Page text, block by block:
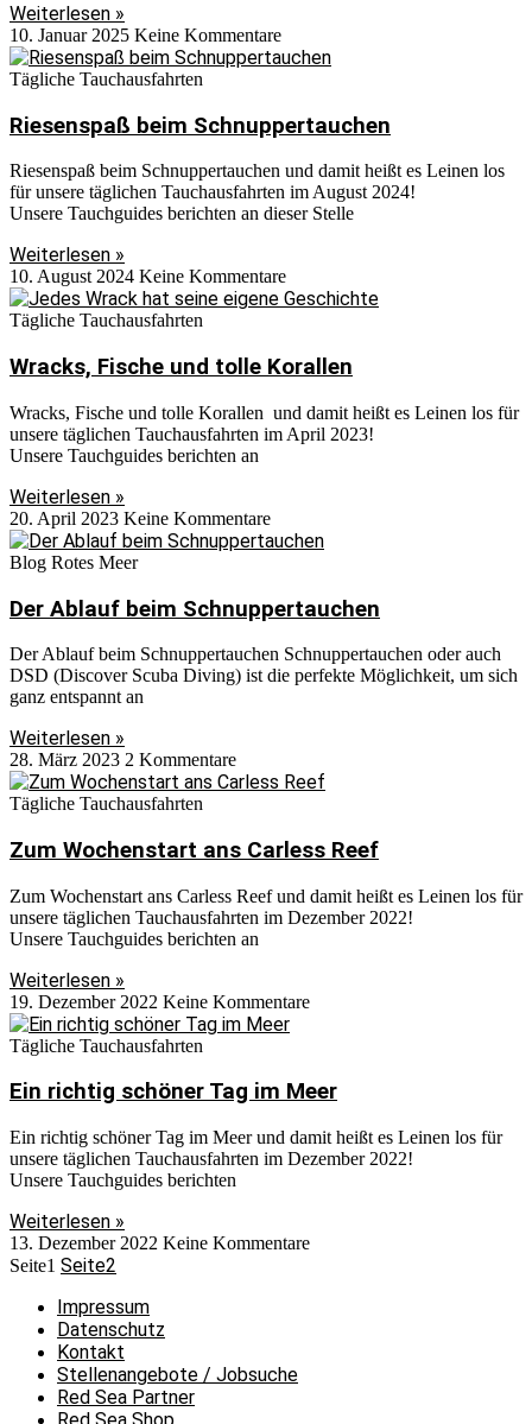
Weiterlesen »
10. Januar 2025 Keine Kommentare
Tägliche Tauchausfahrten
Riesenspaß beim Schnuppertauchen
Riesenspaß beim Schnuppertauchen und damit heißt es Leinen los
für unsere täglichen Tauchausfahrten im August 2024!
Unsere Tauchguides berichten an dieser Stelle
Weiterlesen »
10. August 2024 Keine Kommentare
Tägliche Tauchausfahrten
Wracks, Fische und tolle Korallen
Wracks, Fische und tolle Korallen und damit heißt es Leinen los für
unsere täglichen Tauchausfahrten im April 2023!
Unsere Tauchguides berichten an
Weiterlesen »
20. April 2023 Keine Kommentare
Blog Rotes Meer
Der Ablauf beim Schnuppertauchen
Der Ablauf beim Schnuppertauchen Schnuppertauchen oder auch
DSD (Discover Scuba Diving) ist die perfekte Möglichkeit, um sich
ganz entspannt an
Weiterlesen »
28. März 2023 2 Kommentare
Tägliche Tauchausfahrten
Zum Wochenstart ans Carless Reef
Zum Wochenstart ans Carless Reef und damit heißt es Leinen los für
unsere täglichen Tauchausfahrten im Dezember 2022!
Unsere Tauchguides berichten an
Weiterlesen »
19. Dezember 2022 Keine Kommentare
Tägliche Tauchausfahrten
Ein richtig schöner Tag im Meer
Ein richtig schöner Tag im Meer und damit heißt es Leinen los für
unsere täglichen Tauchausfahrten im Dezember 2022!
Unsere Tauchguides berichten
Weiterlesen »
13. Dezember 2022 Keine Kommentare
Seite1 Seite2
Impressum
Datenschutz
Kontakt
Stellenangebote / Jobsuche
Red Sea Partner